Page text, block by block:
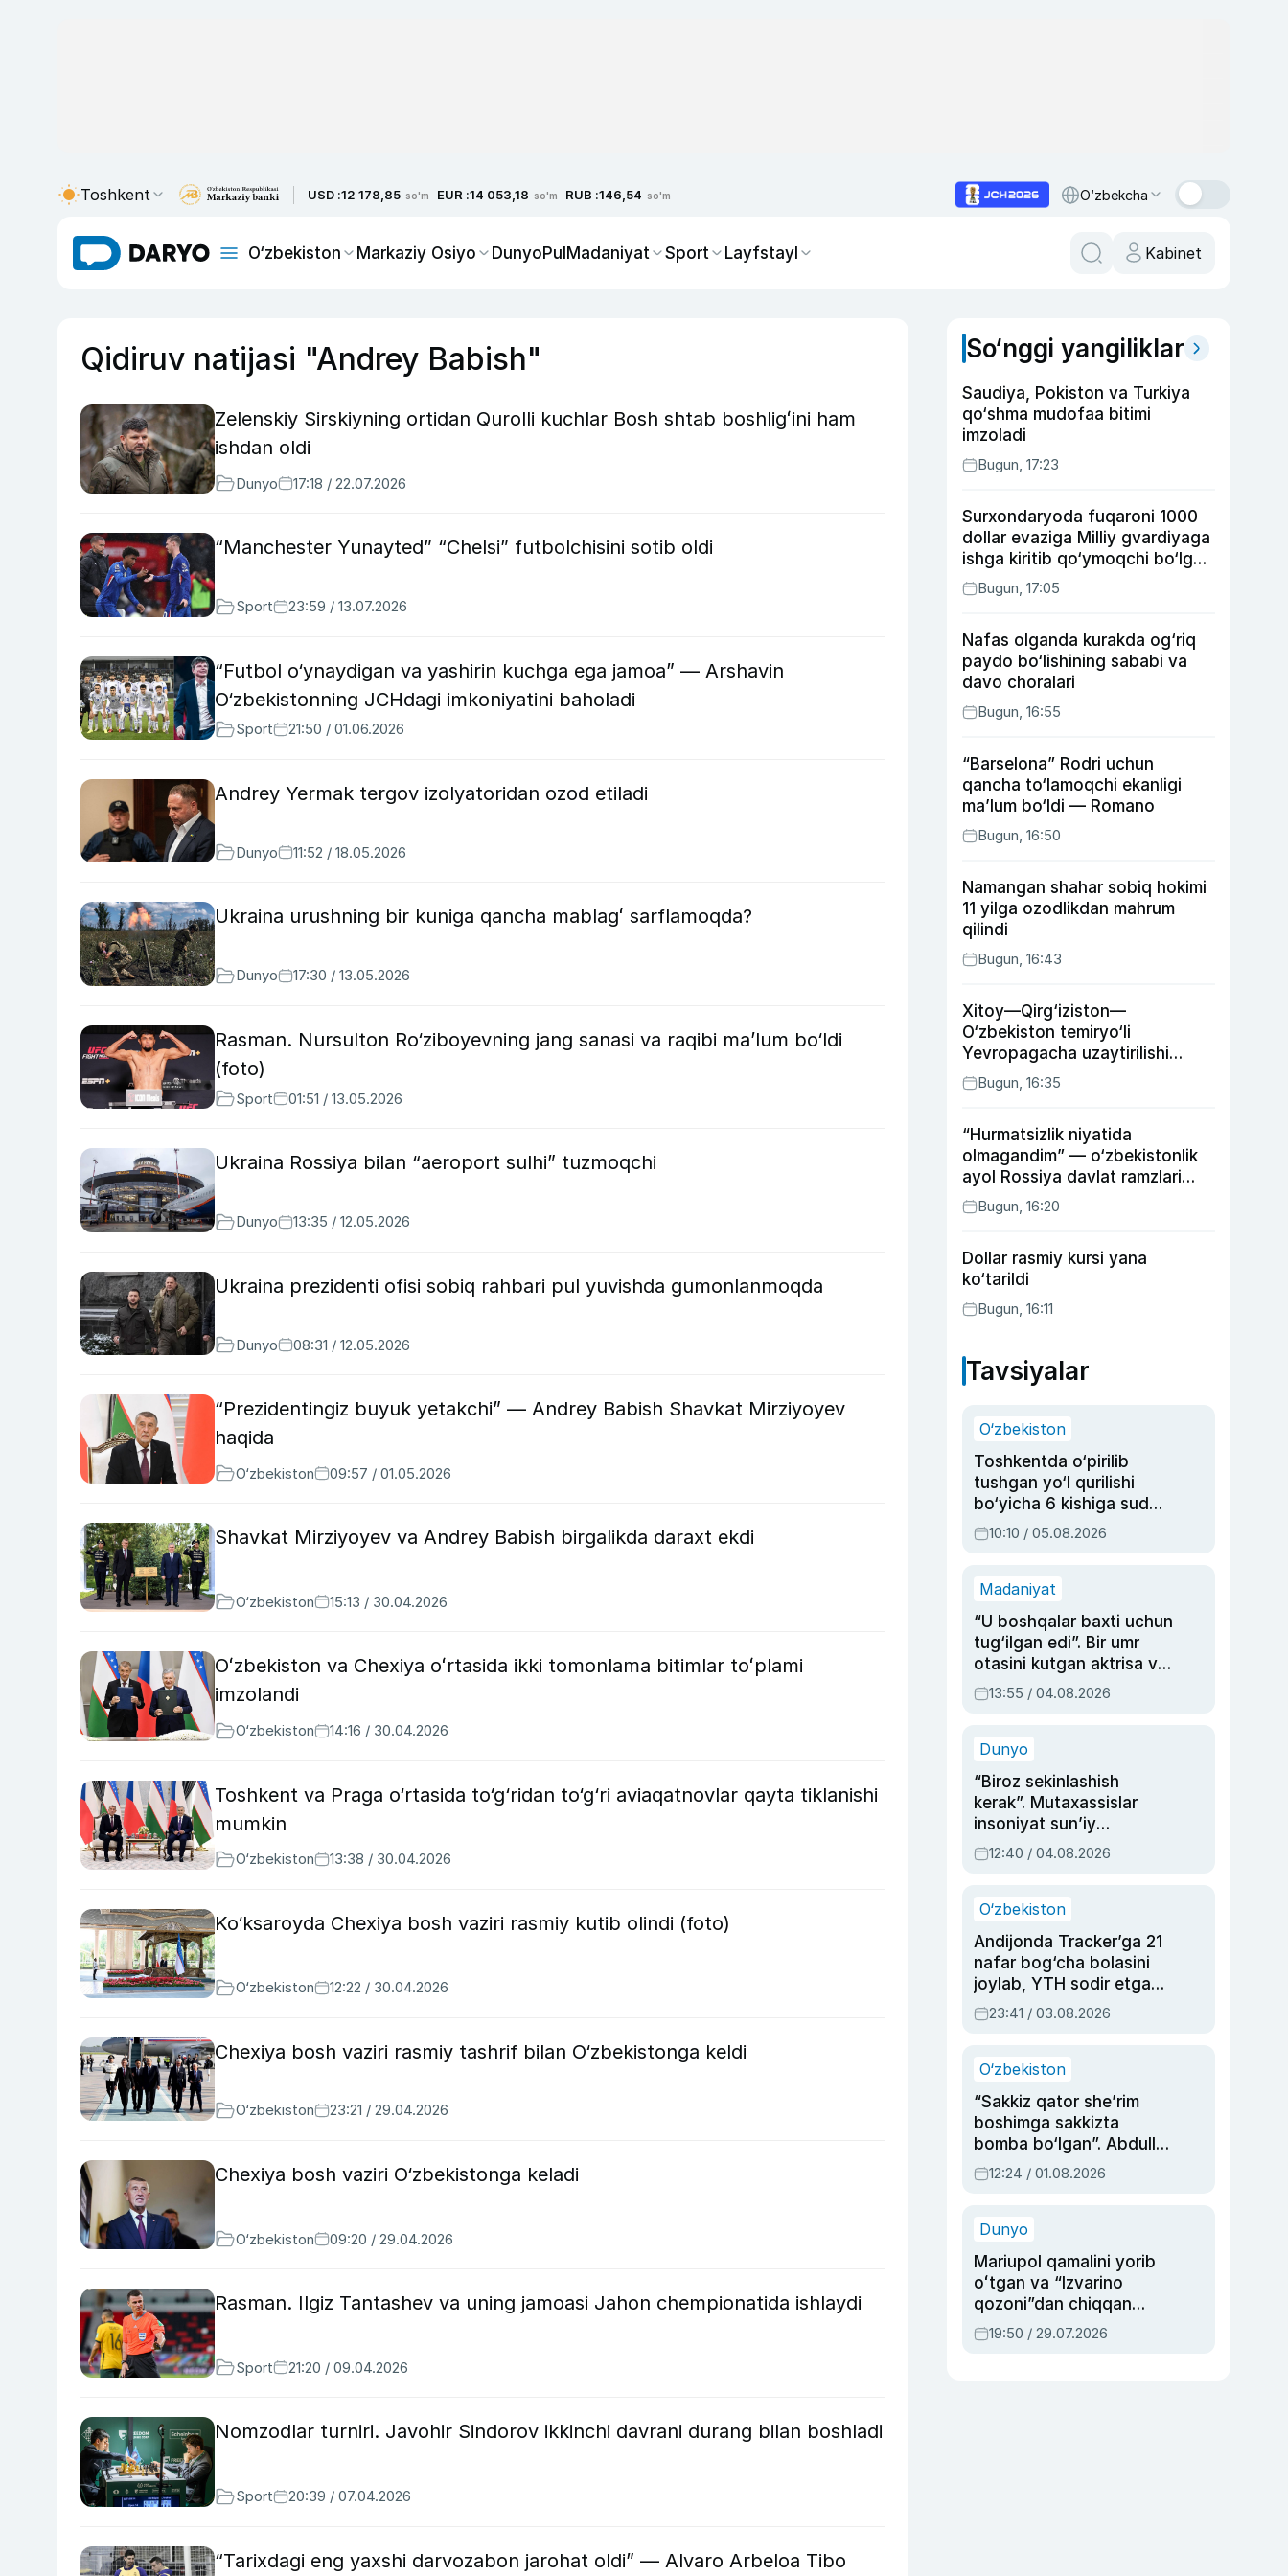
Toshkent USD :12 178,85 so'm EUR :14 053,18 so'm RUB :146,54 so'm O‘zbekcha
O‘zbekiston Markaziy Osiyo DunyoPulMadaniyat Sport Layfstayl Kabinet
Qidiruv natijasi "Andrey Babish"
Zelenskiy Sirskiyning ortidan Qurolli kuchlar Bosh shtab boshligʻini ham
ishdan oldi
Dunyo 17:18 / 22.07.2026
“Manchester Yunayted” “Chelsi” futbolchisini sotib oldi
Sport 23:59 / 13.07.2026
“Futbol o‘ynaydigan va yashirin kuchga ega jamoa” — Arshavin
O‘zbekistonning JCHdagi imkoniyatini baholadi
Sport 21:50 / 01.06.2026
Andrey Yermak tergov izolyatoridan ozod etiladi
Dunyo 11:52 / 18.05.2026
Ukraina urushning bir kuniga qancha mablagʻ sarflamoqda?
Dunyo 17:30 / 13.05.2026
Rasman. Nursulton Ro‘ziboyevning jang sanasi va raqibi ma’lum bo‘ldi
(foto)
Sport 01:51 / 13.05.2026
Ukraina Rossiya bilan “aeroport sulhi” tuzmoqchi
Dunyo 13:35 / 12.05.2026
Ukraina prezidenti ofisi sobiq rahbari pul yuvishda gumonlanmoqda
Dunyo 08:31 / 12.05.2026
“Prezidentingiz buyuk yetakchi” — Andrey Babish Shavkat Mirziyoyev
haqida
O‘zbekiston 09:57 / 01.05.2026
Shavkat Mirziyoyev va Andrey Babish birgalikda daraxt ekdi
O‘zbekiston 15:13 / 30.04.2026
Oʻzbekiston va Chexiya oʻrtasida ikki tomonlama bitimlar toʻplami
imzolandi
O‘zbekiston 14:16 / 30.04.2026
Toshkent va Praga o‘rtasida to‘g‘ridan to‘g‘ri aviaqatnovlar qayta tiklanishi
mumkin
O‘zbekiston 13:38 / 30.04.2026
Ko‘ksaroyda Chexiya bosh vaziri rasmiy kutib olindi (foto)
O‘zbekiston 12:22 / 30.04.2026
Chexiya bosh vaziri rasmiy tashrif bilan O‘zbekistonga keldi
O‘zbekiston 23:21 / 29.04.2026
Chexiya bosh vaziri O‘zbekistonga keladi
O‘zbekiston 09:20 / 29.04.2026
Rasman. Ilgiz Tantashev va uning jamoasi Jahon chempionatida ishlaydi
Sport 21:20 / 09.04.2026
Nomzodlar turniri. Javohir Sindorov ikkinchi davrani durang bilan boshladi
Sport 20:39 / 07.04.2026
“Tarixdagi eng yaxshi darvozabon jarohat oldi” — Alvaro Arbeloa Tibo
So‘nggi yangiliklar
Saudiya, Pokiston va Turkiya
qo‘shma mudofaa bitimi
imzoladi
Bugun, 17:23
Surxondaryoda fuqaroni 1000
dollar evaziga Milliy gvardiyaga
ishga kiritib qo‘ymoqchi bo‘lgan
shaxs ushlandi
Bugun, 17:05
Nafas olganda kurakda og‘riq
paydo bo‘lishining sababi va
davo choralari
Bugun, 16:55
“Barselona” Rodri uchun
qancha to‘lamoqchi ekanligi
ma’lum bo‘ldi — Romano
Bugun, 16:50
Namangan shahar sobiq hokimi
11 yilga ozodlikdan mahrum
qilindi
Bugun, 16:43
Xitoy—Qirg‘iziston—
O‘zbekiston temiryo‘li
Yevropagacha uzaytirilishi
mumkin
Bugun, 16:35
“Hurmatsizlik niyatida
olmagandim” — o‘zbekistonlik
ayol Rossiya davlat ramzlari
tushirilgan poyandoz haqida
Bugun, 16:20
Dollar rasmiy kursi yana
ko‘tarildi
Bugun, 16:11
Tavsiyalar
O‘zbekiston
Toshkentda o‘pirilib
tushgan yo‘l qurilishi
bo‘yicha 6 kishiga sud
hukmi o‘qildi
10:10 / 05.08.2026
Madaniyat
“U boshqalar baxti uchun
tug‘ilgan edi”. Bir umr
otasini kutgan aktrisa va
dublyaj ustasi Rimma
Ahmedovaning
13:55 / 04.08.2026
Dunyo
“Biroz sekinlashish
kerak”. Mutaxassislar
insoniyat sun’iy
intellektni boshqara
olmay qolishidan xavotir
12:40 / 04.08.2026
O‘zbekiston
Andijonda Tracker’ga 21
nafar bog‘cha bolasini
joylab, YTH sodir etgan
ayolga sud hukmi o‘qildi
23:41 / 03.08.2026
O‘zbekiston
“Sakkiz qator she’rim
boshimga sakkizta
bomba bo‘lgan”. Abdulla
Oripovni siyosiy
ayblovlardan asrab
12:24 / 01.08.2026
Dunyo
Mariupol qamalini yorib
oʻtgan va “Izvarino
qozoni”dan chiqqan
qahramon — Ukraina
armiyasi bosh
19:50 / 29.07.2026